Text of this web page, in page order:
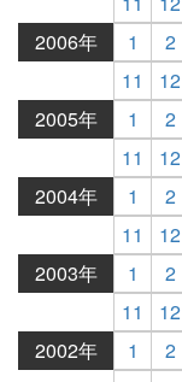
2006年
1 2
11
12
2005年
1 2
11
12
2004年
1 2
11
12
2003年
1 2
11
12
2002年
1 2